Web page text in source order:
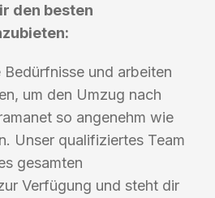
den besten
und arbeiten
um den Umzug nach
so angenehm wie
Unser qualifiziertes Team
gesamten
Verfügung und steht dir